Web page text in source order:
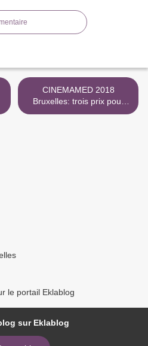
CINEMAMED 2018
Bruxelles: trois prix pour
Sibel >
le portail Eklablog
sur Eklablog